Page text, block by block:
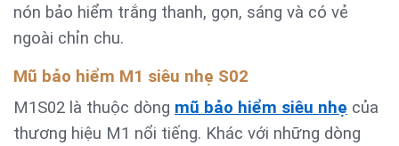
nón bảo hiểm trắng thanh, gọn, sáng và có vẻ
ngoài chỉn chu.
Mũ bảo hiểm M1 siêu nhẹ S02
M1S02 là thuộc dòng mũ bảo hiểm siêu nhẹ của
thương hiệu M1 nổi tiếng. Khác với những dòng